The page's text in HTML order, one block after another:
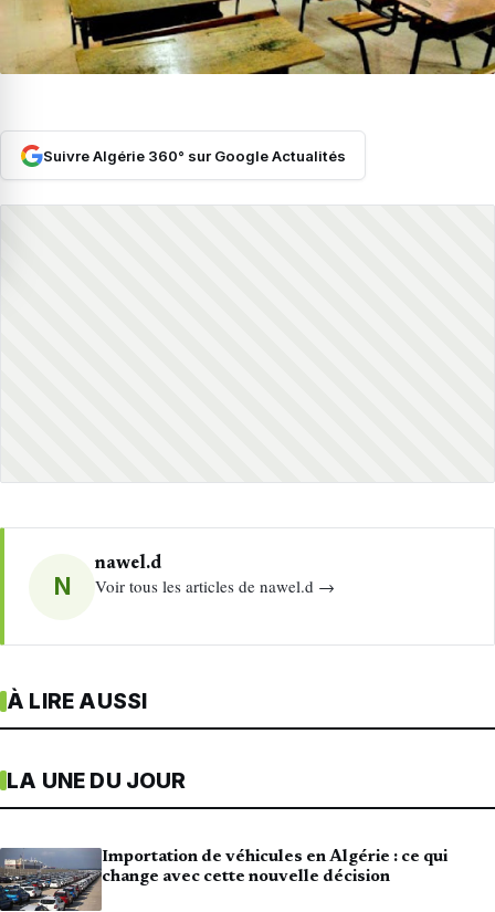
Suivre Algérie 360° sur Google Actualités
N
nawel.d
Voir tous les articles de nawel.d →
À LIRE AUSSI
LA UNE DU JOUR
Importation de véhicules en Algérie : ce qui
change avec cette nouvelle décision